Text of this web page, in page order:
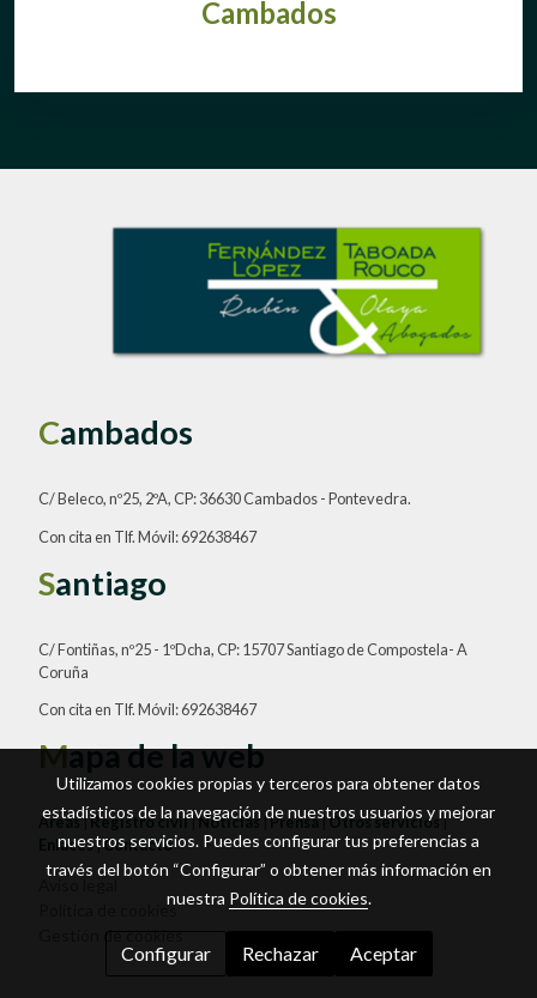
Cambados
Cambados
C/ Beleco, nº25, 2ºA, CP: 36630 Cambados - Pontevedra.
Con cita en Tlf. Móvil: 692638467
Santiago
C/ Fontiñas, nº25 - 1ºDcha, CP: 15707 Santiago de Compostela- A
Coruña
Con cita en Tlf. Móvil: 692638467
Mapa de la web
Áreas|Registro civil|Noticias |Prensa|Otros servicios|
Enlaces|Contacto
Política de cookies
Utilizamos cookies propias y terceros para obtener datos
estadísticos de la navegación de nuestros usuarios y mejorar
nuestros servicios. Puedes configurar tus preferencias a
través del botón “Configurar” o obtener más información en
nuestra Política de cookies.
Configurar Rechazar Aceptar